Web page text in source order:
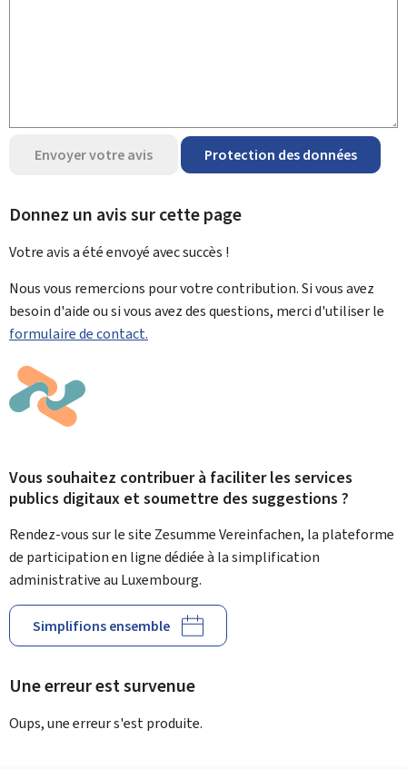
Envoyer votre avis Protection des données
Donnez un avis sur cette page
Votre avis a été envoyé avecsuccès !
Nous vous remercions pour votre contribution. Si vous avez
besoin d'aide ou si vous avez des questions, merci d'utiliser le
formulaire de contact.
Vous souhaitez contribuer à faciliter les services
publics digitaux et soumettre des suggestions ?
Rendez-vous sur le site Zesumme Vereinfachen, la plateforme
de participation en ligne dédiée à la simplification
administrative au Luxembourg.
Simplifions ensemble
Une erreur est survenue
Oups, une erreur s'est produite.